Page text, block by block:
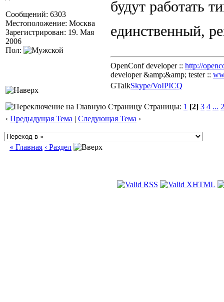
Сообщений: 6303
Местоположение: Москва
Зарегистрирован: 19. Мая
2006
Пол:
будут работать
единственный,
OpenConf developer :: http://
developer &amp;&amp; tester ::
GTalkSkype/VoIPICQ
Страницы: 1 [2] 3 4 ...
‹ Предыдущая Тема | Следующая Тема ›
« Главная ‹ Раздел